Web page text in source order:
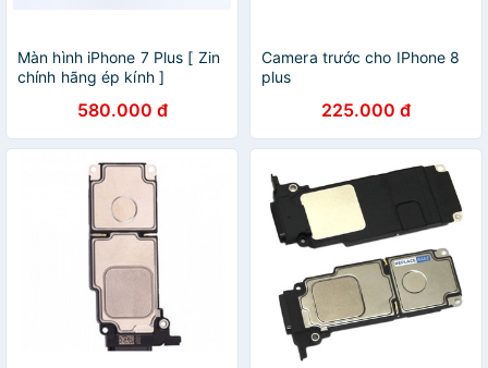
Màn hình iPhone 7 Plus [ Zin
chính hãng ép kính ]
580.000 đ
Camera trước cho IPhone 8
plus
225.000 đ